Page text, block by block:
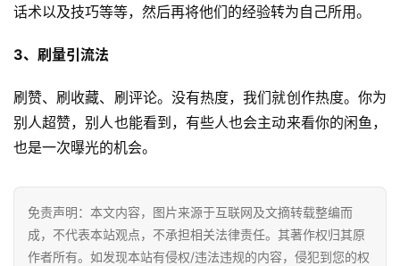
媒
销
跨
航
话术以及技巧等等，然后再将他们的经验转为自己所用。
3、刷量引流法
刷赞、刷收藏、刷评论。没有热度，我们就创作热度。你为
别人超赞，别人也能看到，有些人也会主动来看你的闲鱼，
也是一次曝光的机会。
免责声明：本文内容，图片来源于互联网及文摘转载整编而
成，不代表本站观点，不承担相关法律责任。其著作权归其原
作者所有。如发现本站有侵权/违法违规的内容，侵犯到您的权